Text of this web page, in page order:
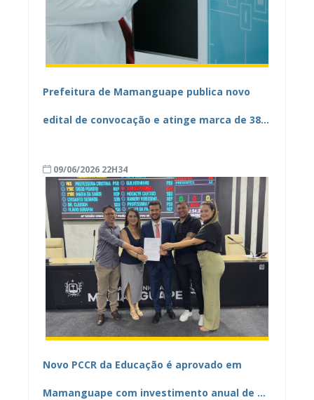
Prefeitura de Mamanguape publica novo
edital de convocação e atinge marca de 384
09/06/2026 22H34
Novo PCCR da Educação é aprovado em
Mamanguape com investimento anual de R$